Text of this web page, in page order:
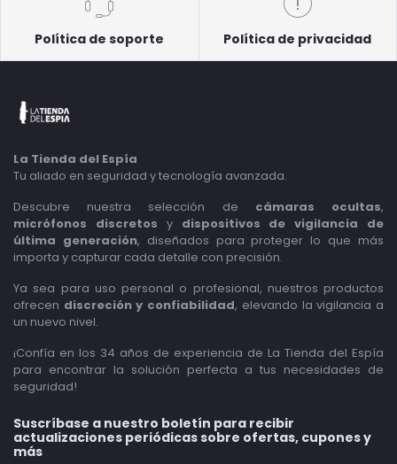
Política de soporte Política de privacidad
La Tienda del Espía
Tu aliado en seguridad y tecnología avanzada.
Descubre nuestra selección de cámaras ocultas,
micrófonos discretos y dispositivos de vigilancia de
última generación, diseñados para proteger lo que más
importa y capturar cada detalle con precisión.
Ya sea para uso personal o profesional, nuestros productos
ofrecen discreción y confiabilidad, elevando la vigilancia a
un nuevo nivel.
¡Confía en los 34 años de experiencia de La Tienda del Espía
para encontrar la solución perfecta a tus necesidades de
seguridad!
Suscríbase a nuestro boletín para recibir
actualizaciones periódicas sobre ofertas, cupones y
más